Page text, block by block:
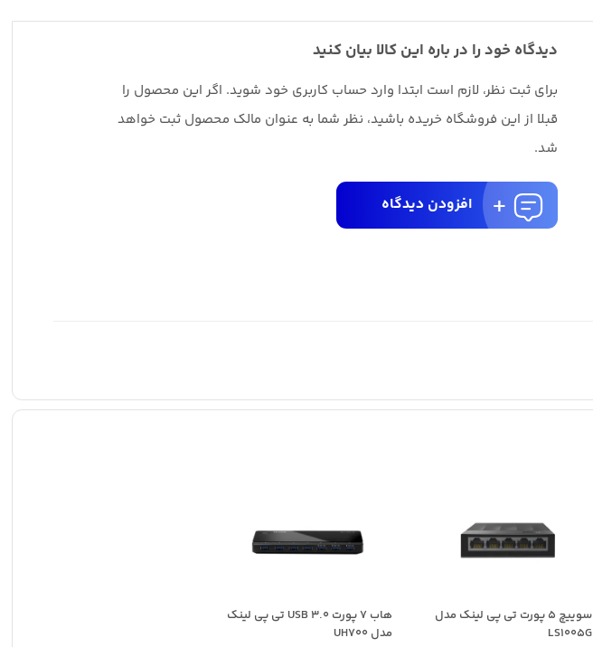
دیدگاه خود را در باره این کالا بیان کنید
برای ثبت نظر، لازم است ابتدا وارد حساب کاربری خود شوید. اگر این محصول را
قبلا از این فروشگاه خریده باشید، نظر شما به عنوان مالک محصول ثبت خواهد
شد.
افزودن دیدگاه
سوییچ 5 پورت تی پی لینک مدل
LS1005G
هاب 7 پورت USB 3.0 تی پی لینک
مدل UH700